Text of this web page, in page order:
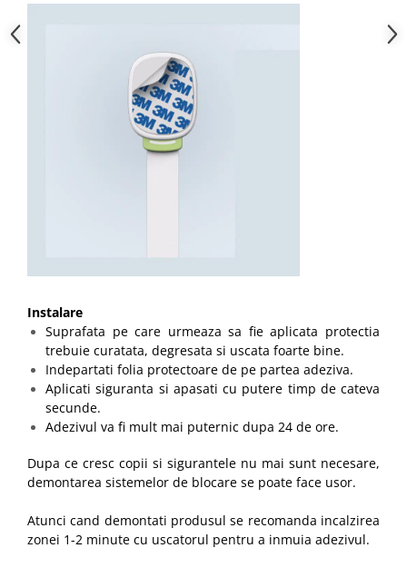
Instalare
Suprafata pe care urmeaza sa fie aplicata protectia
trebuie curatata, degresata si uscata foarte bine.
Indepartati folia protectoare de pe partea adeziva.
Aplicati siguranta si apasati cu putere timp de cateva
secunde.
Adezivul va fi mult mai puternic dupa 24 de ore.
Dupa ce cresc copii si sigurantele nu mai sunt necesare,
demontarea sistemelor de blocare se poate face usor.
Atunci cand demontati produsul se recomanda incalzirea
zonei 1-2 minute cu uscatorul pentru a inmuia adezivul.